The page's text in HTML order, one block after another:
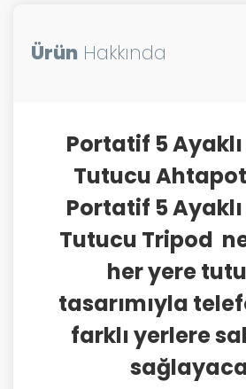
Ürün Hakkında
Portatif 5
Tutucu
Portatif 5
Tutucu Tripod
her yere
tasarımıyla
farklı yerlere